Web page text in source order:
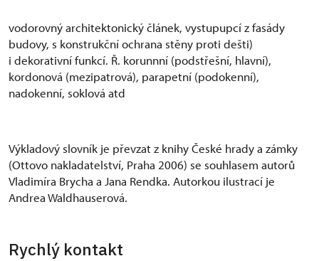
vodorovný architektonický článek, vystupupcí z fasády
budovy, s konstrukční ochrana stěny proti dešti)
i dekorativní funkcí. Ř. korunnní (podstřešní, hlavní),
kordonová (mezipatrová), parapetní (podokenní),
nadokenní, soklová atd
Výkladový slovník je převzat z knihy České hrady a zámky
(Ottovo nakladatelství, Praha 2006) se souhlasem autorů
Vladimíra Brycha a Jana Rendka. Autorkou ilustrací je
Andrea Waldhauserová.
Rychlý kontakt